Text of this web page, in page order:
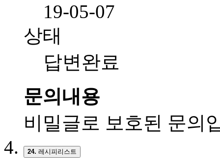
19-05-07
상태
답변완료
문의내용
비밀글로 보호된 문의
24. 레시피리스트